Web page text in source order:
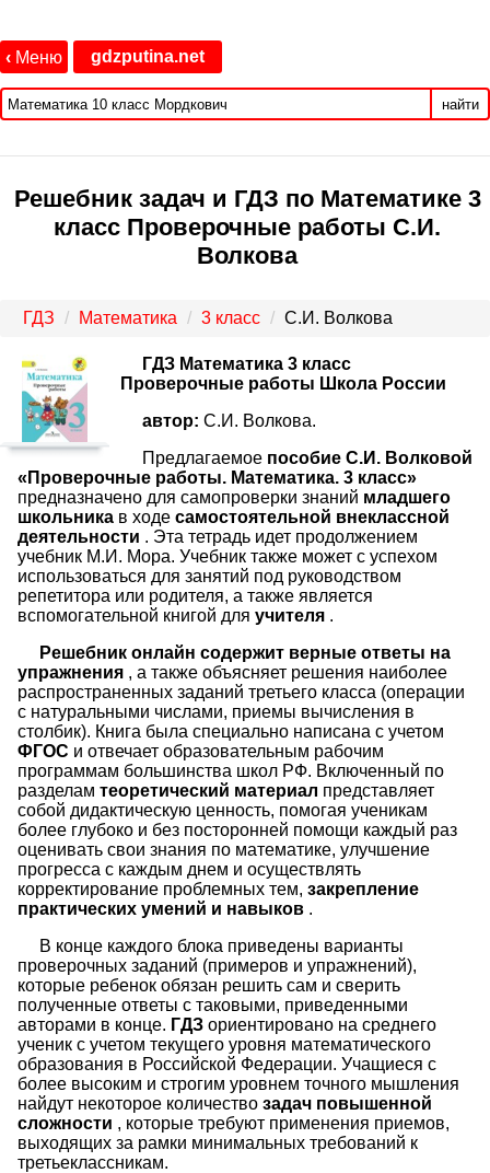
‹ Меню gdzputina.net
найти
Решебник задач и ГДЗ по Математике 3
класс Проверочные работы С.И.
Волкова
ГДЗ Математика 3 класс С.И. Волкова
ГДЗ Математика 3 класс
Проверочные работы Школа России
автор: С.И. Волкова.
Предлагаемое пособие С.И. Волковой
«Проверочные работы. Математика. 3 класс»
предназначено для самопроверки знаний младшего
школьника в ходе самостоятельной внеклассной
деятельности . Эта тетрадь идет продолжением
учебник М.И. Мора. Учебник также может с успехом
использоваться для занятий под руководством
репетитора или родителя, а также является
вспомогательной книгой для учителя .
Решебник онлайн содержит верные ответы на
упражнения , а также объясняет решения наиболее
распространенных заданий третьего класса (операции
с натуральными числами, приемы вычисления в
столбик). Книга была специально написана с учетом
ФГОС и отвечает образовательным рабочим
программам большинства школ РФ. Включенный по
разделам теоретический материал представляет
собой дидактическую ценность, помогая ученикам
более глубоко и без посторонней помощи каждый раз
оценивать свои знания по математике, улучшение
прогресса с каждым днем и осуществлять
корректирование проблемных тем, закрепление
практических умений и навыков .
В конце каждого блока приведены варианты
проверочных заданий (примеров и упражнений),
которые ребенок обязан решить сам и сверить
полученные ответы с таковыми, приведенными
авторами в конце. ГДЗ ориентировано на среднего
ученик с учетом текущего уровня математического
образования в Российской Федерации. Учащиеся с
более высоким и строгим уровнем точного мышления
найдут некоторое количество задач повышенной
сложности , которые требуют применения приемов,
выходящих за рамки минимальных требований к
третьеклассникам.